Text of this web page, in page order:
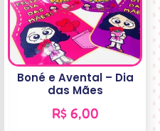
Boné e Avental – Dia
das Mães
R$6,00